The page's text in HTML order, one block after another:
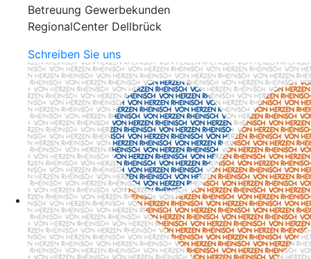
Betreuung Gewerbekunden
RegionalCenter Dellbrück
Schreiben Sie uns